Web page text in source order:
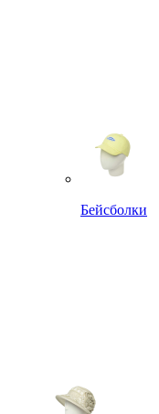
Бейсболки